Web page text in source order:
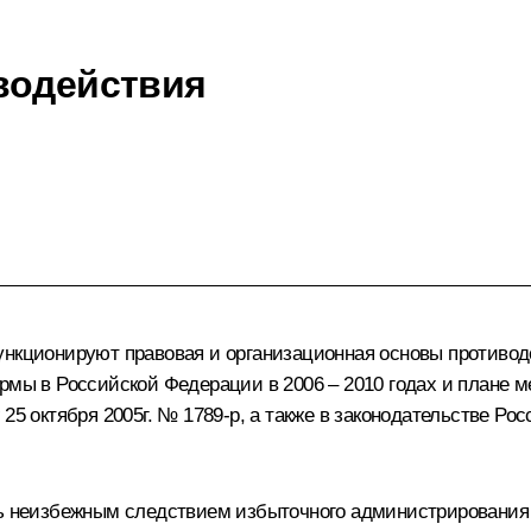
правовая и организационная основы
в Российской Федерации в 2006 – 2010 годах и плане
октября 2005г. № 1789-р, а также в законодательстве
следствием избыточного администрирования